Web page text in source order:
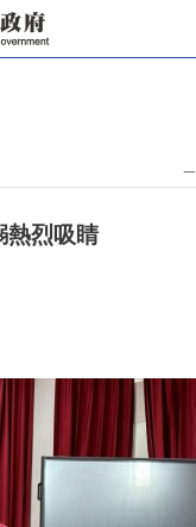
熱烈吸睛